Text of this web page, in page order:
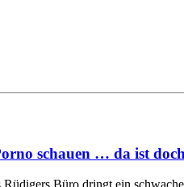
schauen … da ist